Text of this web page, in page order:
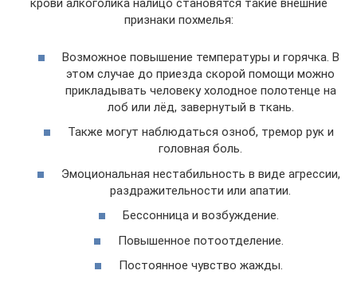
крови алкоголика налицо становятся такие внешние
признаки похмелья:
Возможное повышение температуры и горячка. В
этом случае до приезда скорой помощи можно
прикладывать человеку холодное полотенце на
лоб или лёд, завернутый в ткань.
Также могут наблюдаться озноб, тремор рук и
головная боль.
Эмоциональная нестабильность в виде агрессии,
раздражительности или апатии.
Бессонница и возбуждение.
Повышенное потоотделение.
Постоянное чувство жажды.